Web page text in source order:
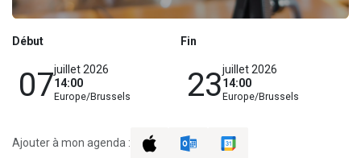
Début
07juillet 2026
14:00
Europe/Brussels
Fin
23juillet 2026
14:00
Europe/Brussels
Ajouter à mon agenda :